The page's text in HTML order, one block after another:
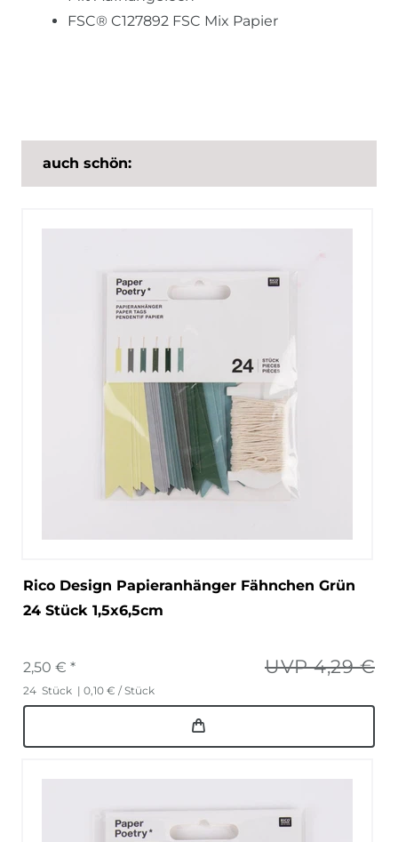
FSC® C127892 FSC Mix Papier
auch schön:
Rico Design Papieranhänger Fähnchen Grün
24 Stück 1,5x6,5cm
UVP 4,29 €
2,50 € *
24 Stück | 0,10 € / Stück